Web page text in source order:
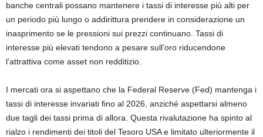
banche centrali possano mantenere i tassi di interesse più alti per
un periodo più lungo o addirittura prendere in considerazione un
inasprimento se le pressioni sui prezzi continuano. Tassi di
interesse più elevati tendono a pesare sull’oro riducendone
l’attrattiva come asset non redditizio.
I mercati ora si aspettano che la Federal Reserve (Fed) mantenga i
tassi di interesse invariati fino al 2026, anziché aspettarsi almeno
due tagli dei tassi prima di allora. Questa rivalutazione ha spinto al
rialzo i rendimenti dei titoli del Tesoro USA e limitato ulteriormente il